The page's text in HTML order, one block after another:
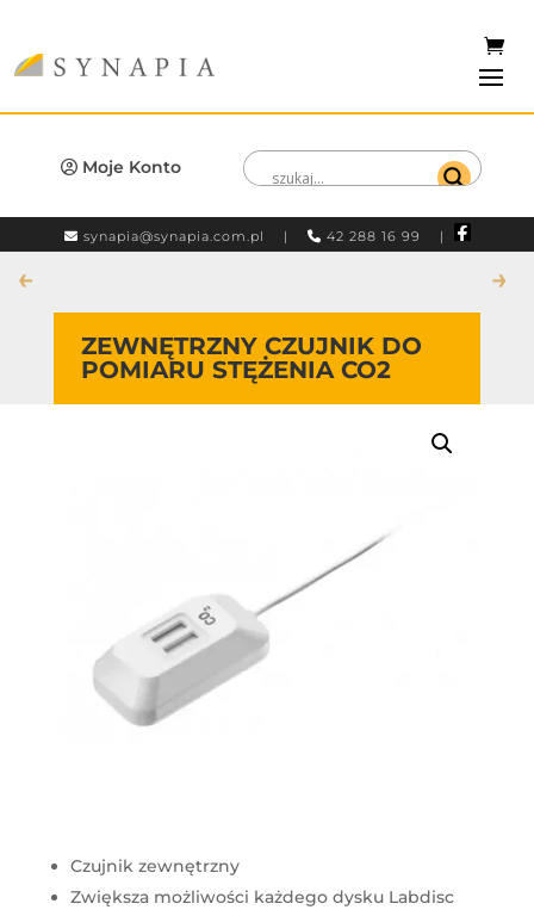
Moje Konto
synapia@synapia.com.pl | 42 288 16 99 |
← →
ZEWNĘTRZNY CZUJNIK DO
POMIARU STĘŻENIA CO2
Czujnik zewnętrzny
Zwiększa możliwości każdego dysku Labdisc